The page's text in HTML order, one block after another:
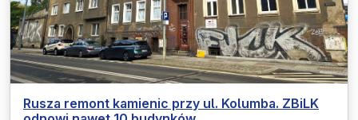
Rusza remont kamienic przy ul. Kolumba. ZBiLK